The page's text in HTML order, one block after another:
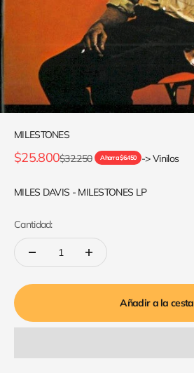
MILESTONES
Precio de oferta
$25.800Precio normal
$32.250 Ahorra $6.450 -> Vinilos
MILES DAVIS - MILESTONES LP
Cantidad:
Añadir a la cesta